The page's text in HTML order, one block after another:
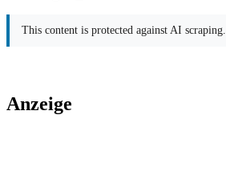
This content is protected against AI scraping.
Anzeige